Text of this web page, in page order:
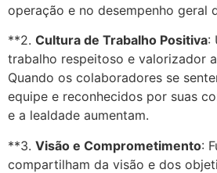
operação e no desempenho geral
**2. Cultura de Trabalho Positiva:
trabalho respeitoso e valorizador
Quando os colaboradores se
equipe e reconhecidos por suas
e a lealdade aumentam.
**3. Visão e Comprometimento:
compartilham da visão e dos